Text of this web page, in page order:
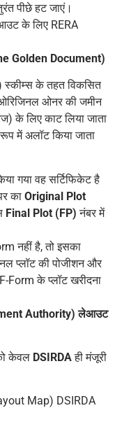
पीछे हट जाएं।
के लिए RERA
Golden Document)
स्कीम्स के तहत विकसित
ओनर की जमीन
के लिए काट लिया जाता
में अलॉट किया जाता
गया वह सर्टिफिकेट है
का Original Plot
Final Plot (FP) नंबर में
नहीं है, तो इसका
प्लॉट की पोजीशन और
Form के प्लॉट खरीदना
Authority) लेआउट
केवल DSIRDAही मंजूरी
Map) DSIRDA